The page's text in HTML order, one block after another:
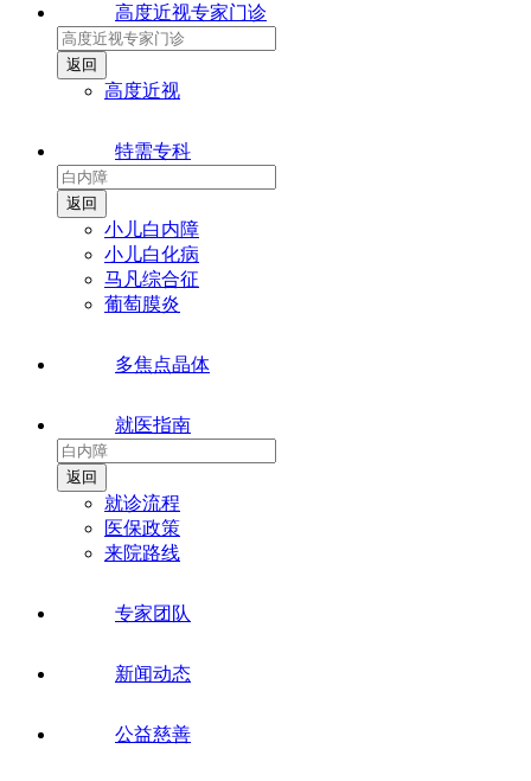
高度近视专家门诊
高度近视
特需专科
小儿白内障
小儿白化病
马凡综合征
葡萄膜炎
多焦点晶体
就医指南
就诊流程
医保政策
来院路线
专家团队
新闻动态
公益慈善